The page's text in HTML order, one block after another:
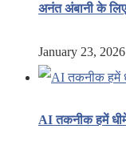
अनंत अंबानी के
January 23,
AI तकनीक हमें धीमे